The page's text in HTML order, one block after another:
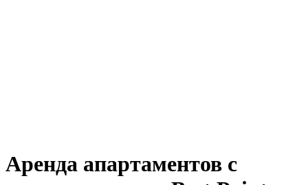
Аренда апартаментов с